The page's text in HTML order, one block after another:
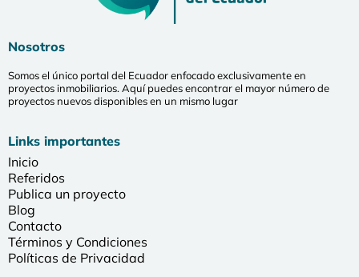
Nosotros
Somos el único portal del Ecuador enfocado exclusivamente en
proyectos inmobiliarios. Aquí puedes encontrar el mayor número de
proyectos nuevos disponibles en un mismo lugar
Links importantes
Inicio
Referidos
Publica un proyecto
Blog
Contacto
Términos y Condiciones
Políticas de Privacidad